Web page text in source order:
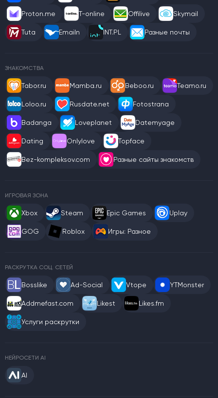
Proton.me T-online Offilive Skymail
Tuta Emailn INT.PL Разные почты
ЗНАКОМСТВА
Tabor.ru Mamba.ru Beboo.ru Teamo.ru
Loloo.ru Rusdate.net Fotostrana
Badanga Loveplanet Datemyage
Dating Onlylove Topface
Bez-kompleksov.com Разные сайты знакомств
ИГРОВАЯ ЗОНА
Xbox Steam Epic Games Uplay
GOG Roblox Игры: Разное
РАСКРУТКА СОЦ. СЕТЕЙ
Bosslike Ad-Social Vtope YTMonster
Addmefast.com Likest Likes.fm
Услуги раскрутки
НЕЙРОСЕТИ AI
AI